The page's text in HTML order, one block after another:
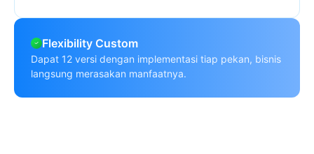
Flexibility Custom
Dapat 12 versi dengan implementasi tiap pekan, bisnis
langsung merasakan manfaatnya.